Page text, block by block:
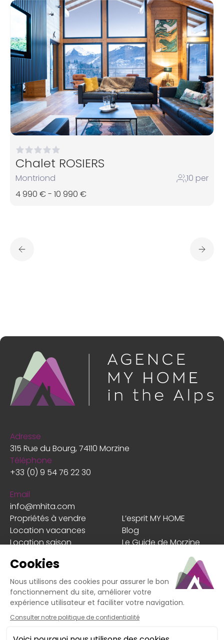
Chalet ROSIERS
Montriond
10 per
4 990 € - 10 990 €
Propriétés à vendre
L’esprit MY HOME
Location vacances
Blog
Location saison
Le Guide de Morzine
Faire gérer mon bien
Adresse
315 Rue du Bourg, 74110 Morzine
Téléphone
+33 (0) 9 54 76 22 30
Email
info@mhita.com
En cas de litige non résolu avec notre service, vous
pouvez recourir à la médiation de la
consommation. Médiateur : MTV Médiation Tourisme
Voyage, adresse : BP 80 303 – 75 823 Paris Cedex 17,
site internet :https://www.mtv.travel. Vous pouvez